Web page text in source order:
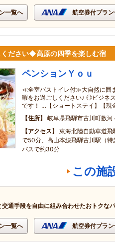
一覧へ 航空券付プラ
ださい◆高原の四季を楽しむ宿
ペンションＹｏｕ
≪全室バストイレ付≫大自然に囲
暇をお過ごしください♪ ◎ビジネ
です！ …【ショートステイ】【現
住所
岐阜県飛騨市古川町数
アクセス
東海北陸自動車道
で50分、高山本線飛騨古川駅（
バスで約30分
この施
交通手段を自由に組み合わせたおトクな
一覧へ 航空券付プラ